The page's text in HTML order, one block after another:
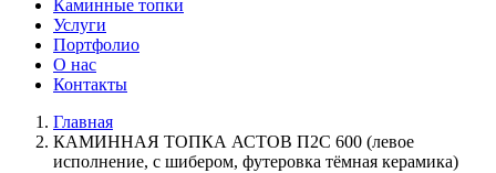
Каминные топки
Услуги
Портфолио
О нас
Контакты
Главная
КАМИННАЯ ТОПКА АСТОВ П2С 600 (левое
исполнение, с шибером, футеровка тёмная керамика)